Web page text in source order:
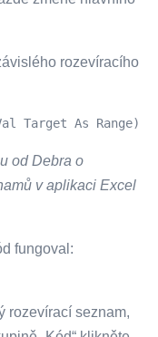
rozevíracího
Target As
od Debra o
v aplikaci Excel
fungoval:
rozevírací seznam,